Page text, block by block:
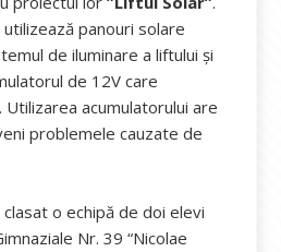
panouri solare
de iluminare a liftului și
de 12V care
acumulatorului are
problemele cauzate de
o echipă de doi elevi
Nr. 39 “Nicolae